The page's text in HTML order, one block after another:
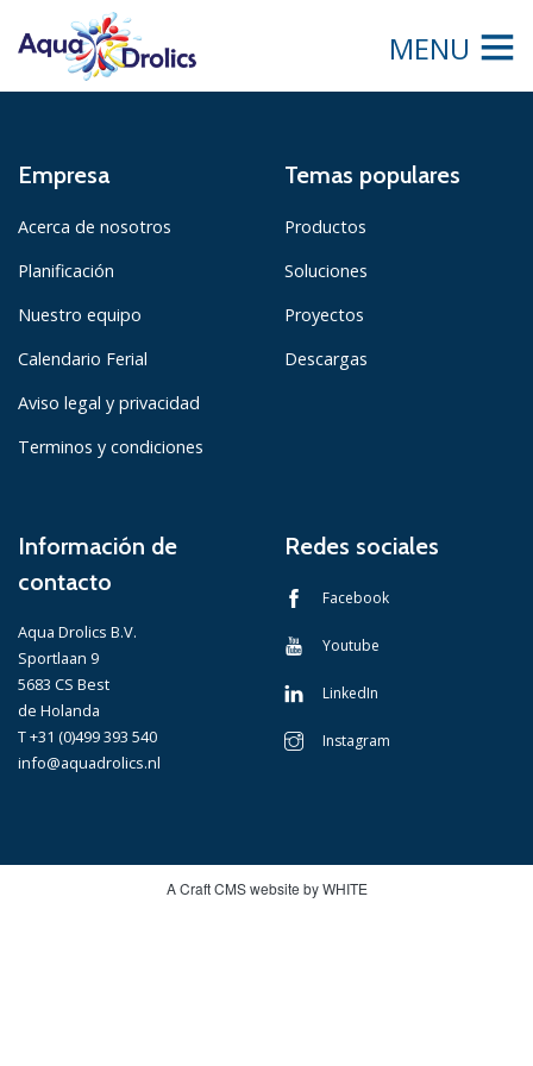
MENU
Empresa
Acerca de nosotros
Planificación
Nuestro equipo
Calendario Ferial
Aviso legal y privacidad
Terminos y condiciones
Temas populares
Productos
Soluciones
Proyectos
Descargas
Información de
contacto
Aqua Drolics B.V.
Sportlaan 9
5683 CS Best
de Holanda
T +31 (0)499 393 540
info@aquadrolics.nl
Redes sociales
Facebook
Youtube
LinkedIn
Instagram
A Craft CMS website by WHITE